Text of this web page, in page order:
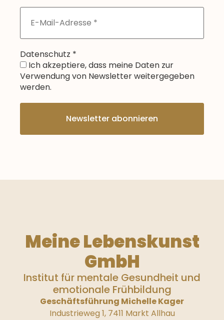
Datenschutz *
Ich akzeptiere, dass meine Daten zur
Verwendung von Newsletter weitergegeben
werden.
Meine Lebenskunst
GmbH
Institut für mentale Gesundheit und
emotionale Frühbildung
Geschäftsführung Michelle Kager
Industrieweg 1, 7411 Markt Allhau